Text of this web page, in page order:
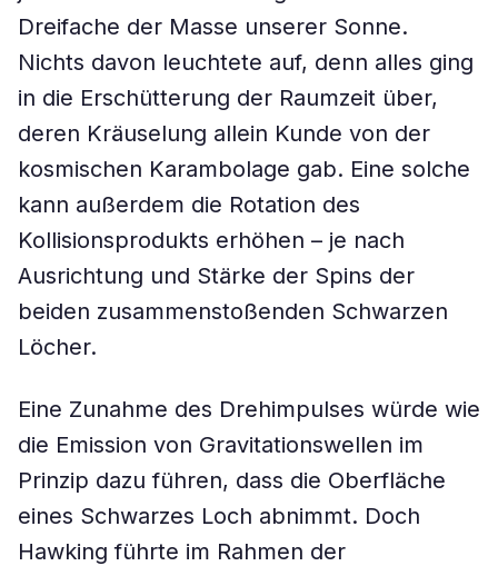
Dreifache der Masse unserer Sonne.
Nichts davon leuchtete auf, denn alles ging
in die Erschütterung der Raumzeit über,
deren Kräuselung allein Kunde von der
kosmischen Karambolage gab. Eine solche
kann außerdem die Rotation des
Kollisionsprodukts erhöhen – je nach
Ausrichtung und Stärke der Spins der
beiden zusammenstoßenden Schwarzen
Löcher.
Eine Zunahme des Drehimpulses würde wie
die Emission von Gravitationswellen im
Prinzip dazu führen, dass die Oberfläche
eines Schwarzes Loch abnimmt. Doch
Hawking führte im Rahmen der